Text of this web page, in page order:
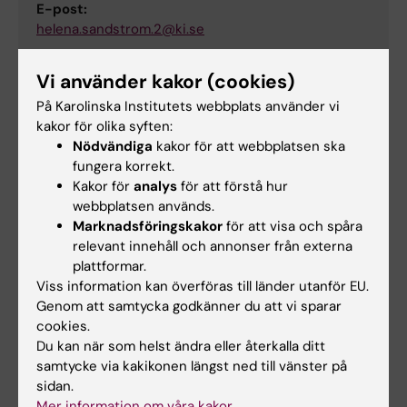
E-post:
helena.sandstrom.2@ki.se
Päivi Vejby
Studievägledare
Telefon:
+46852488059
E-post:
paivi.vejby@ki.se
Canvas
Canvas är den lärplattform som används för
alla kurser på KI. Här hittar du bland annat
kursmaterial, inlämningsuppgifter och kan
hålla kontakten med lärare och kurskamrater.
Vi använder kakor (cookies)
På Karolinska Institutets webbplats använder vi
kakor för olika syften:
Nödvändiga kakor för att webbplatsen ska
fungera korrekt.
Kakor för analys för att förstå hur
webbplatsen används.
Marknadsföringskakor för att visa och spåra
relevant innehåll och annonser från externa
plattformar.
Viss information kan överföras till länder utanför EU.
Genom att samtycka godkänner du att vi sparar
cookies.
Du kan när som helst ändra eller återkalla ditt
samtycke via kakikonen längst ned till vänster på
sidan.